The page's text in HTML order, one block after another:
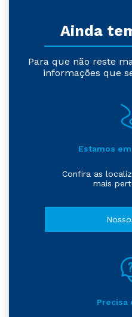
Ainda
Para que não reste
informações que
Estamos
Confira as
mais
Precisa